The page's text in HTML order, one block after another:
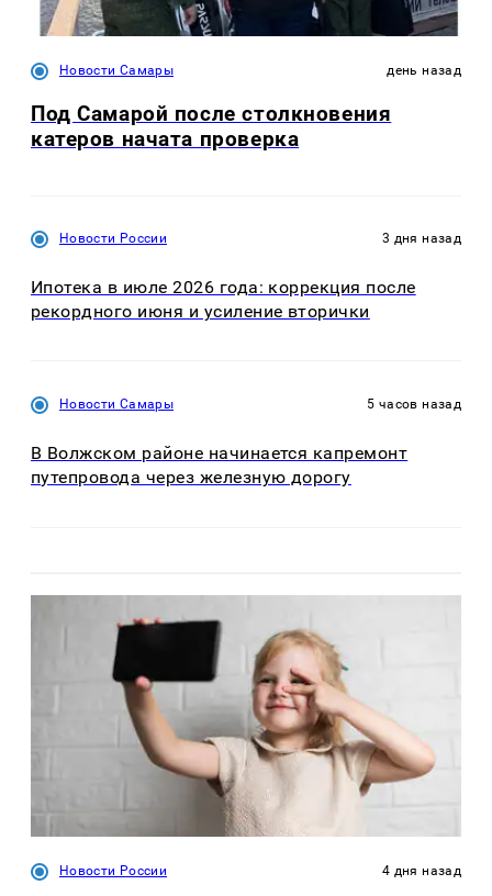
Новости Самары день назад
Под Самарой после столкновения
катеров начата проверка
Новости России 3 дня назад
Ипотека в июле 2026 года: коррекция после
рекордного июня и усиление вторички
Новости Самары 5 часов назад
В Волжском районе начинается капремонт
путепровода через железную дорогу
Новости России 4 дня назад